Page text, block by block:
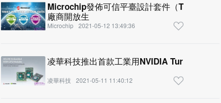
Microchip發佈可信平臺設計套件（TPDS）加
廠商開放生
Microchip 2021-05-12 13:49:36
凌華科技推出首款工業用NVIDIA Turing架構
凌華科技 2021-05-11 11:40:12